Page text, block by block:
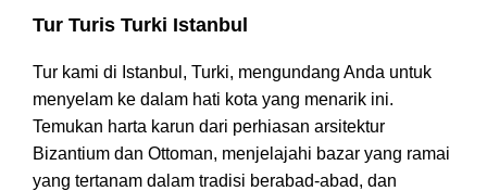
Tur Turis Turki Istanbul
Tur kami di Istanbul, Turki, mengundang Anda untuk
menyelam ke dalam hati kota yang menarik ini.
Temukan harta karun dari perhiasan arsitektur
Bizantium dan Ottoman, menjelajahi bazar yang ramai
yang tertanam dalam tradisi berabad-abad, dan